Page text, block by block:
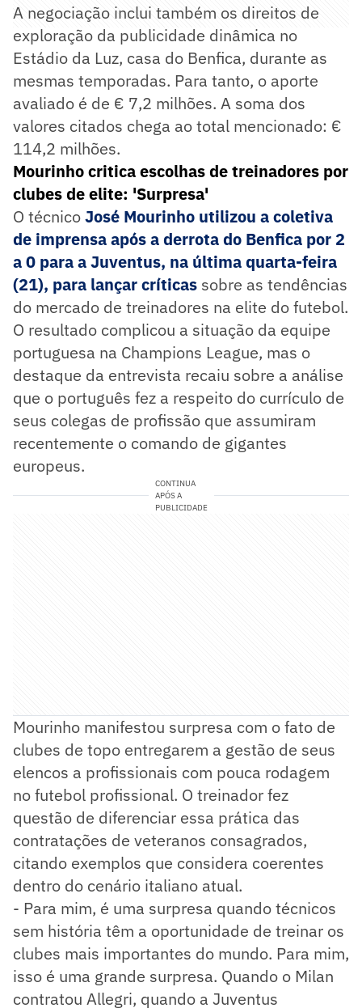
A negociação inclui também os direitos de
exploração da publicidade dinâmica no
Estádio da Luz, casa do Benfica, durante as
mesmas temporadas. Para tanto, o aporte
avaliado é de € 7,2 milhões. A soma dos
valores citados chega ao total mencionado: €
114,2 milhões.
Mourinho critica escolhas de treinadores por
clubes de elite: 'Surpresa'
O técnicoJosé Mourinho utilizou a coletiva
de imprensa após a derrota do Benfica por 2
a 0 para a Juventus, na última quarta-feira
(21), para lançar críticas sobre as tendências
do mercado de treinadores na elite do futebol.
O resultado complicou a situação da equipe
portuguesa na Champions League, mas o
destaque da entrevista recaiu sobre a análise
que o português fez a respeito do currículo de
seus colegas de profissão que assumiram
recentemente o comando de gigantes
europeus.
CONTINUA
APÓS A
PUBLICIDADE
Mourinho manifestou surpresa com o fato de
clubes de topo entregarem a gestão de seus
elencos a profissionais com pouca rodagem
no futebol profissional. O treinador fez
questão de diferenciar essa prática das
contratações de veteranos consagrados,
citando exemplos que considera coerentes
dentro do cenário italiano atual.
- Para mim, é uma surpresa quando técnicos
sem história têm a oportunidade de treinar os
clubes mais importantes do mundo. Para mim,
isso é uma grande surpresa. Quando o Milan
contratou Allegri, quando a Juventus